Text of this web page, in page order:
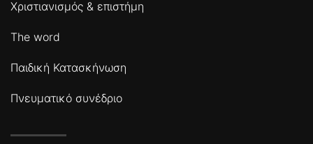
Χριστιανισμός & επιστήμη
The word
Παιδική Κατασκήνωση
Πνευματικό συνέδριο